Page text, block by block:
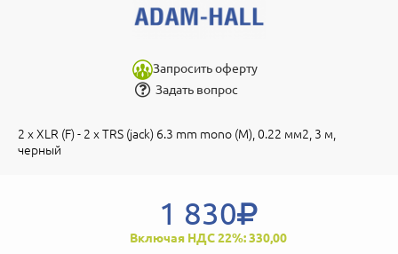
Запросить оферту
Задать вопрос
2 x XLR (F) - 2 x TRS (jack) 6.3 mm mono (M), 0.22 мм2, 3 м,
черный
1 830
Включая НДС 22%: 330,00